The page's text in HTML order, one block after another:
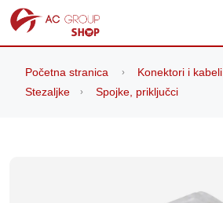
Početna stranica Konektori i kabeli
Stezaljke
Spojke, priključci